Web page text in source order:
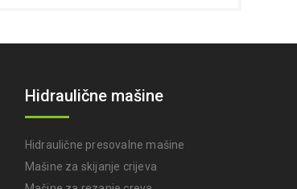
Hidraulične mašine
Hidraulične presovalne mašine
Mašine za skijanje crijeva